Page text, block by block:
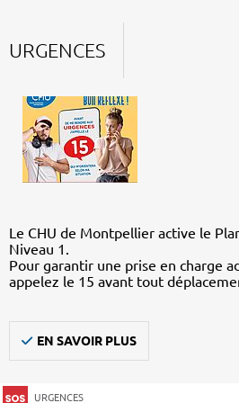
URGENCES
Le CHU de Montpellier active le
Niveau 1.
Pour garantir une prise en charge
appelez le 15 avant tout
EN SAVOIR PLUS
URGENCES